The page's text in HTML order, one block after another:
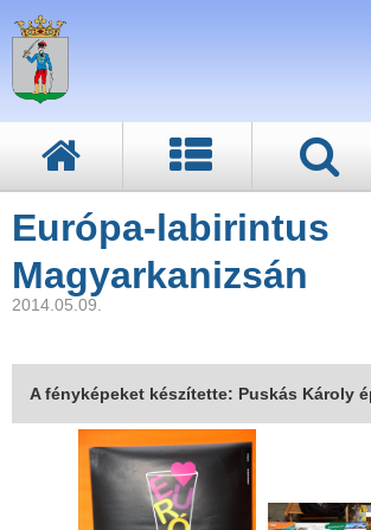
Európa-labirintus
Magyarkanizsán
2014.05.09.
A fényképeket készítette: Puskás Károly